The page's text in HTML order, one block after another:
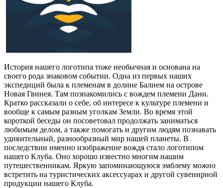
История нашего логотипа тоже необычная и основана на
своего рода знаковом событии. Одна из первых наших
экспедиций была к племенам в долине Балием на острове
Новая Гвинея. Там познакомились с вождем племени Дани.
Кратко рассказали о себе, об интересе к культуре племени и
вообще к самым разным уголкам Земли. Во время этой
короткой беседы он посоветовал продолжать заниматься
любимым делом, а также помогать и другим людям познавать
удивительный, разнообразный мир нашей планеты. В
последствии именно изображение вождя стало логотипом
нашего Клуба. Оно хорошо известно многим нашим
путешественникам. Яркую запоминающуюся эмблему можно
встретить на туристических аксессуарах и другой сувенирной
продукции нашего Клуба.